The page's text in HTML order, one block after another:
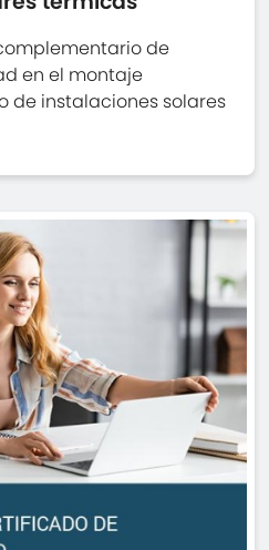
de
en el montaje
de instalaciones solares